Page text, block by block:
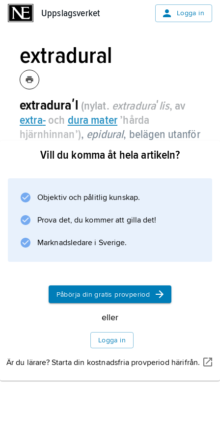
Uppslagsverket Logga in
extradural
extraduraʹl (nylat. extraduraʹlis, av
extra-och dura mater ’hårda
hjärnhinnan’), epidural, belägen utanför
den hårda hjärnhinnan, som ytterst
omger hjärna och ryggmärg och ligger
benhinna.
Hårda hjärnhinnan kan lossna från benet till
följd av en
epiduralblödning
Information om artikeln
Vill du komma åt hela artikeln?
Objektiv och pålitlig kunskap.
Prova det, du kommer att gilla det!
Marknadsledare i Sverige.
Påbörja din gratis provperiod
eller
Logga in
Är du lärare? Starta din kostnadsfria provperiod härifrån.